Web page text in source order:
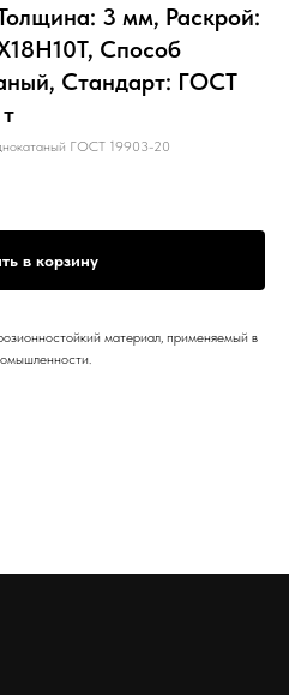
3 мм, Раскрой:
Способ
Стандарт: ГОСТ
ГОСТ 19903-20
в корзину
материал, применяемый в